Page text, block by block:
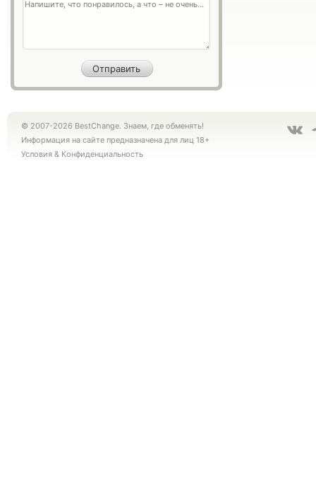
© 2007-2026 BestChange. Знаем, где обменять!
Информация на сайте предназначена для лиц 18+
Условия & Конфиденциальность